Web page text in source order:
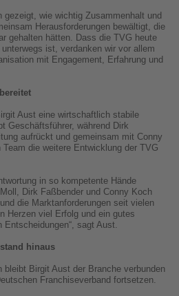
gezeigt, wie wichtig Zusammenhalt und
Herausforderungen bewältigt, die
gehalten hätten. Dass die TVG heute
ist, verdanken wir vor allem
mit Engagement, Erfahrung und
Aust eine wirtschaftlich stabile
Geschäftsführer, während Dirk
aufrückt und gemeinsam mit Conny
die weitere Entwicklung der TVG
in so kompetente Hände
Dirk Faßbender und Conny Koch
die Marktanforderungen seit vielen
Herzen viel Erfolg und ein gutes
Entscheidungen“, sagt Aust.
hinaus
Birgit Aust der Branche verbunden
Franchiseverband fortsetzen.